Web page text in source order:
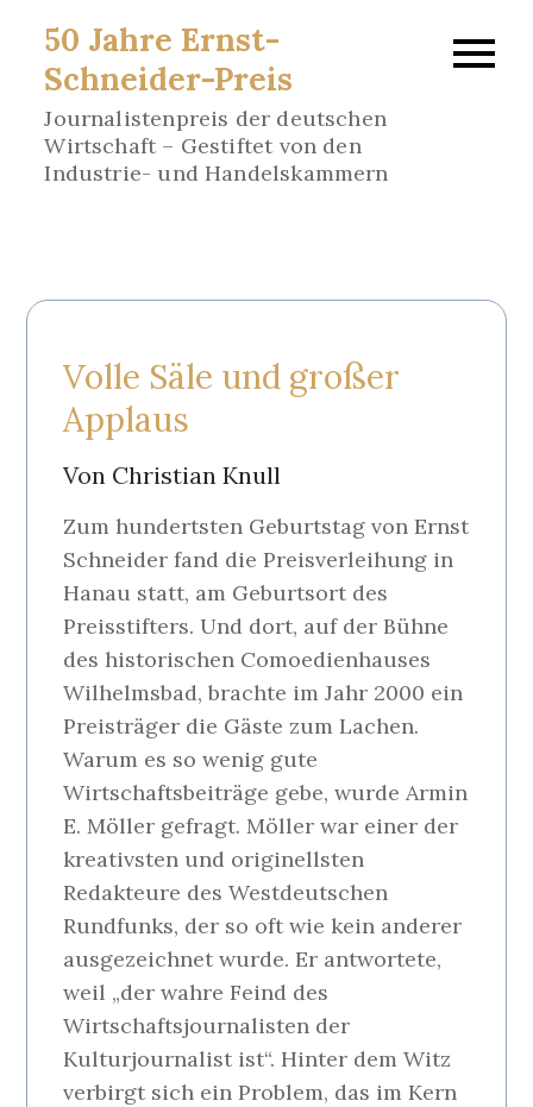
content
50 Jahre Ernst-
Schneider-Preis
Journalistenpreis der deutschen
Wirtschaft – Gestiftet von den
Industrie- und Handelskammern
Volle Säle und großer
Applaus
Von Christian Knull
Zum hundertsten Geburtstag von Ernst
Schneider fand die Preisverleihung in
Hanau statt, am Geburtsort des
Preisstifters. Und dort, auf der Bühne
des historischen Comoedienhauses
Wilhelmsbad, brachte im Jahr 2000 ein
Preisträger die Gäste zum Lachen.
Warum es so wenig gute
Wirtschaftsbeiträge gebe, wurde Armin
E. Möller gefragt. Möller war einer der
kreativsten und originellsten
Redakteure des Westdeutschen
Rundfunks, der so oft wie kein anderer
ausgezeichnet wurde. Er antwortete,
weil „der wahre Feind des
Wirtschaftsjournalisten der
Kulturjournalist ist“. Hinter dem Witz
verbirgt sich ein Problem, das im Kern